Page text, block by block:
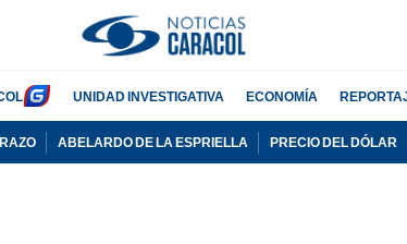
UNIDAD INVESTIGATIVA ECONOMÍA
ABELARDO DE LA ESPRIELLA PRECIO DEL DÓLAR